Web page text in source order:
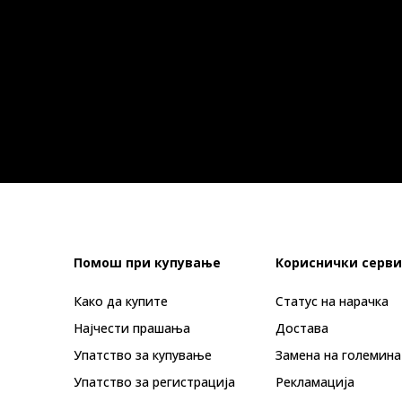
Помош при купување
Како да купите
Најчести прашања
Упатство за купување
Упатство за регистрација
Кориснички
Статус на нарачка
Достава
Замена на големина
Рекламациja